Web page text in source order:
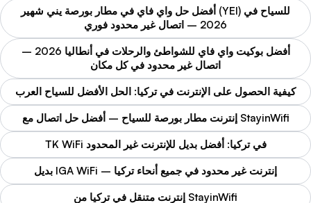
أفضل حل واي فاي في مطار بورصة يني شهير (YEI) للسياح في
2026 – اتصال غير محدود فوري
أفضل بوكيت واي فاي للشواطئ والرحلات في أنطاليا 2026 –
اتصال غير محدود في كل مكان
كيفية الحصول على الإنترنت في تركيا: الحل الأفضل للسياح العرب
إنترنت مطار بورصة للسياح – أفضل حل اتصال مع StayinWifi
TK WiFi في تركيا: أفضل بديل للإنترنت غير المحدود
بديل IGA WiFi – إنترنت غير محدود في جميع أنحاء تركيا
إنترنت متنقل في تركيا من StayinWifi